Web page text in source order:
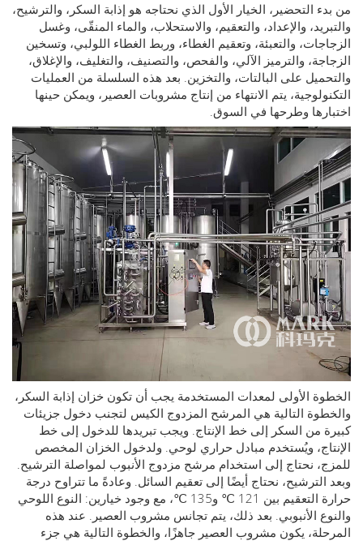
التحضير، الخيار الأول الذي نحتاجه هو إذابة السكر، والترشيح،
والإعداد، والتعقيم، والاستحلاب، والماء المنقّى، وغسل
والتعبئة، وتعقيم الغطاء، وربط الغطاء اللولبي، وتسخين
والترميز الآلي، والفحص، والتصنيف، والتغليف، والإغلاق،
على البالتات، والتخزين. بعد هذه السلسلة من العمليات
يتم الانتهاء من إنتاج مشروبات العصير، ويمكن حينها
وطرحها في السوق.
الأولى لمعدات المستخدمة يجب أن تكون خزان إذابة السكر،
التالية هي المرشح المزدوج الكيس لتجنب دخول جزيئات
من السكر إلى خط الإنتاج. ويجب تبريدها للدخول إلى خط
ويُستخدم مبادل حراري لوحي. ولدخول الخزان المخصص
نحتاج إلى استخدام مرشح مزدوج الأنبوب لمواصلة الترشيح.
نحتاج أيضًا إلى تعقيم السائل. وعادةً ما تتراوح درجة
حرارة التعقيم بين 121 ℃ و135 ℃، مع وجود خيارين: النوع اللوحي
الأنبوبي. بعد ذلك، يتم تجانس مشروب العصير. عند هذه
يكون مشروب العصير جاهزًا، والخطوة التالية هي جزء